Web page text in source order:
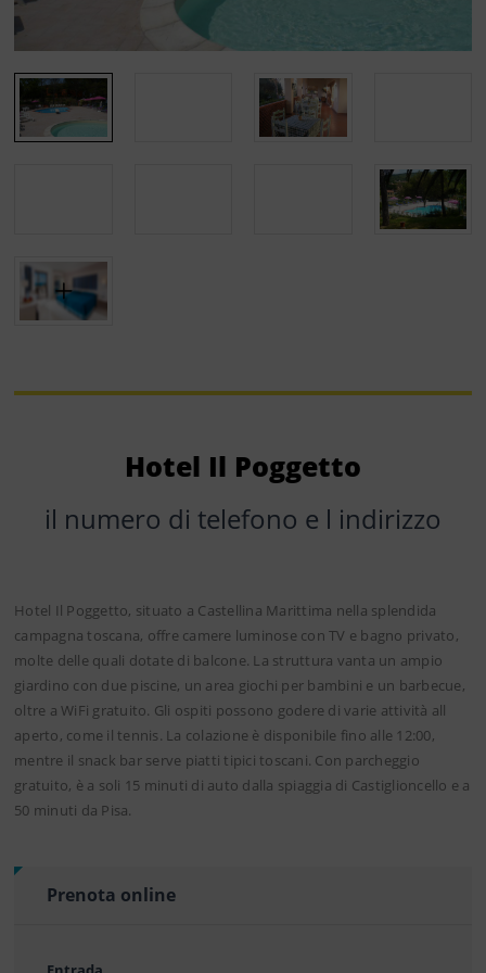
Hotel Il Poggetto
il numero di telefono e l indirizzo
Hotel Il Poggetto, situato a Castellina Marittima nella splendida
campagna toscana, offre camere luminose con TV e bagno privato,
molte delle quali dotate di balcone. La struttura vanta un ampio
giardino con due piscine, un area giochi per bambini e un barbecue,
oltre a WiFi gratuito. Gli ospiti possono godere di varie attività all
aperto, come il tennis. La colazione è disponibile fino alle 12:00,
mentre il snack bar serve piatti tipici toscani. Con parcheggio
gratuito, è a soli 15 minuti di auto dalla spiaggia di Castiglioncello e a
50 minuti da Pisa.
Prenota online